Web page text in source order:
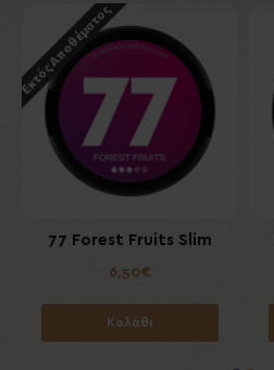
Εκτός Αποθέματος
77 Forest Fruits Slim
6,50€
Καλάθι